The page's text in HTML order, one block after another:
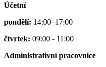
Účetní
pondělí: 14:00–17:00
čtvrtek: 09:00 - 11:00
Administrativní pracovnice